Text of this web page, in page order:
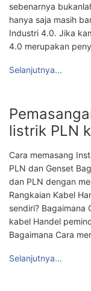
sebenarnya
hanya saja masih
Industri 4.0. Jika
4.0 merupakan
Selanjutnya...
listrik PLN
Cara memasang
PLN dan Genset
dan PLN dengan
Rangkaian Kabel
sendiri? Bagaimana
kabel Handel
Bagaimana Cara
Selanjutnya...